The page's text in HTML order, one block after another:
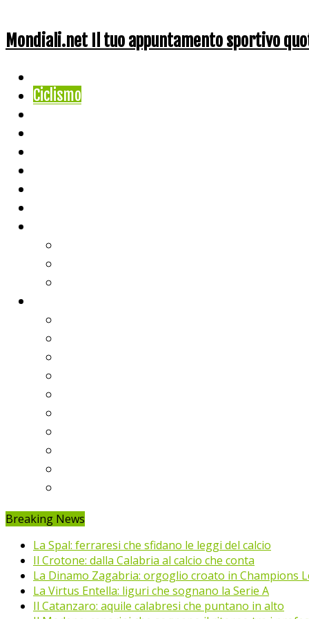
Mondiali.net Il tuo appuntamento sportivo
Ciclismo
Breaking News
La Spal: ferraresi che sfidano le leggi del calcio
Il Crotone: dalla Calabria al calcio che conta
La Dinamo Zagabria: orgoglio croato in Champions
La Virtus Entella: liguri che sognano la Serie A
Il Catanzaro: aquile calabresi che puntano in alto